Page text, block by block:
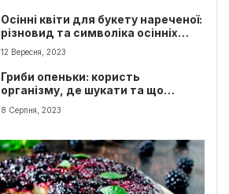
Осінні квіти для букету нареченої:
різновид та символіка осінніх
квітів. Які квіти обрати?
12 Вересня, 2023
Гриби опеньки: користь
організму, де шукати та що
можна приготувати з опеньками
8 Серпня, 2023